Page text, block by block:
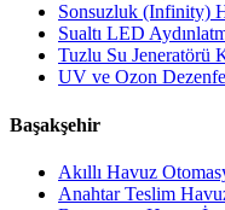
Sonsuzluk (Infinity)
Sualtı LED
Tuzlu Su Jeneratörü
UV ve Ozon
Başakşehir
Akıllı Havuz
Anahtar Teslim